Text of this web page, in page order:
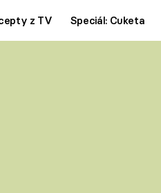
z TV Speciál: Cuketa